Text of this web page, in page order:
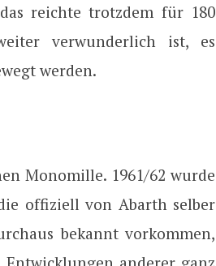
reichte trotzdem für 180
verwunderlich ist, es
werden.
Monomille. 1961/62 wurde
offiziell von Abarth selber
bekannt vorkommen,